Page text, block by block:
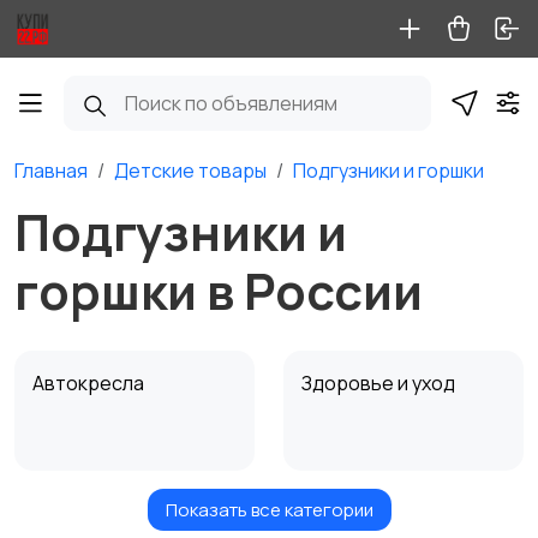
Главная Детские товары Подгузники и горшки
Подгузники и
горшки в России
Автокресла Здоровье и уход
Игрушки и игры 1 Коляски 1
Показать все категории